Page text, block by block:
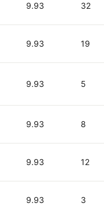
9.93 32
9.93 19
9.93 5
9.93 8
9.93 12
9.93 3